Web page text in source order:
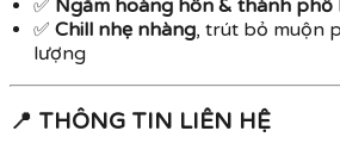
✅ Ngắm hoàng hôn & thành phố
✅ Chill nhẹ nhàng, trút bỏ muộn
lượng
📍 THÔNG TIN LIÊN HỆ